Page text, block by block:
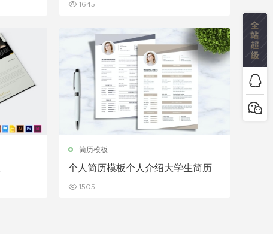
1645
简历模板
个人简历模板个人介绍大学生简历
1505